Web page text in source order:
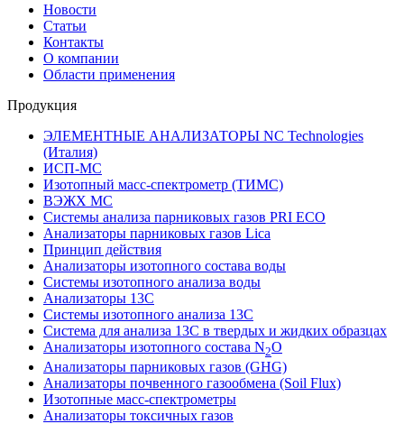
Новости
Статьи
Контакты
О компании
Области применения
Продукция
ЭЛЕМЕНТНЫЕ АНАЛИЗАТОРЫ NC Technologies
(Италия)
ИСП-МС
Изотопный масс-спектрометр (ТИМС)
ВЭЖХ МС
Системы анализа парниковых газов PRI ECO
Анализаторы парниковых газов Lica
Принцип действия
Анализаторы изотопного состава воды
Системы изотопного анализа воды
Анализаторы 13C
Системы изотопного анализа 13С
Система для анализа 13С в твердых и жидких образцах
Анализаторы изотопного состава N2O
Анализаторы парниковых газов (GHG)
Анализаторы почвенного газообмена (Soil Flux)
Изотопные масс-спектрометры
Анализаторы токсичных газов